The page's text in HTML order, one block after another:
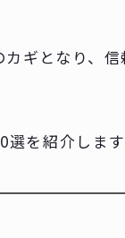
ギとなり、
選を紹介しま